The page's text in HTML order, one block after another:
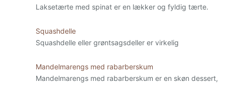
Laksetærte med spinat er en lækker og fyldig tærte.
Squashdelle
Squashdelle eller grøntsagsdeller er virkelig
Mandelmarengs med rabarberskum
Mandelmarengs med rabarberskum er en skøn dessert,